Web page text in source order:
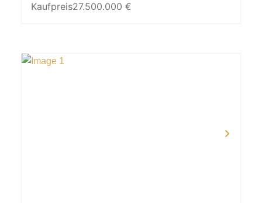
Kaufpreis27.500.000 €